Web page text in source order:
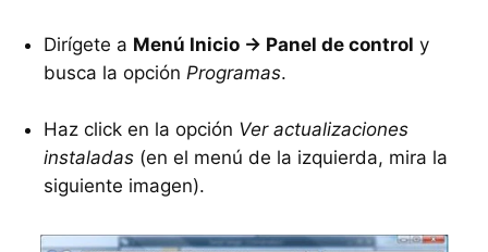
Dirígete a Menú Inicio -> Panel de control y
busca la opción Programas.
Haz click en la opción Ver actualizaciones
instaladas (en el menú de la izquierda, mira la
siguiente imagen).